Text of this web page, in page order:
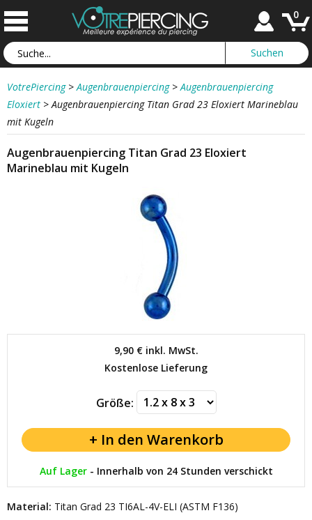
0
VotrePiercing > Augenbrauenpiercing > Augenbrauenpiercing
Eloxiert > Augenbrauenpiercing Titan Grad 23 Eloxiert Marineblau
mit Kugeln
Augenbrauenpiercing Titan Grad 23 Eloxiert
Marineblau mit Kugeln
9,90 €inkl. MwSt.
Kostenlose Lieferung
Größe:
Auf Lager- Innerhalb von 24 Stunden verschickt
Material: Titan Grad 23 TI6AL-4V-ELI (ASTM F136)